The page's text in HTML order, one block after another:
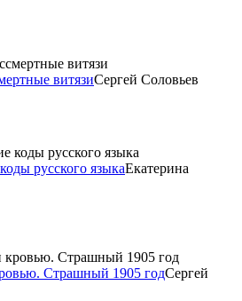
витязиСергей Соловьев
русского языкаЕкатерина
Страшный 1905 годСергей